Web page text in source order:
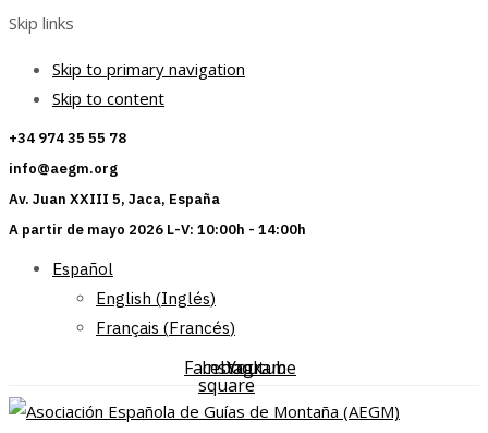
Skip links
Skip to primary navigation
Skip to content
+34 974 35 55 78
info@aegm.org
Av. Juan XXIII 5, Jaca, España
A partir de mayo 2026 L-V: 10:00h - 14:00h
Español
English (Inglés)
Français (Francés)
Facebook-
square
Instagram
Youtube